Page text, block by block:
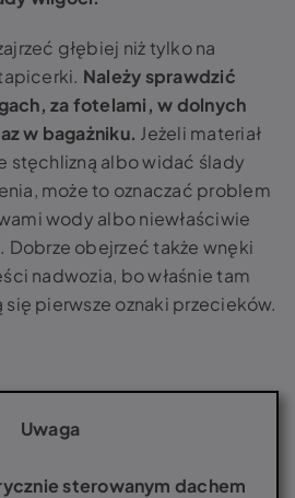
głębiej niż tylko na
Należy sprawdzić
za fotelami, w dolnych
w bagażniku. Jeżeli materiał
stęchlizną albo widać ślady
może to oznaczać problem
wody albo niewłaściwie
obejrzeć także wnęki
nadwozia, bo właśnie tam
pierwsze oznaki przecieków.
Uwaga
sterowanym dachem